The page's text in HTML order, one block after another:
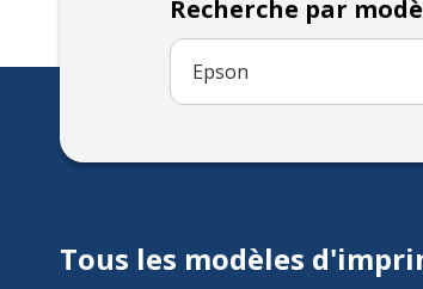
Recherche par
Epson
Tous les modèles